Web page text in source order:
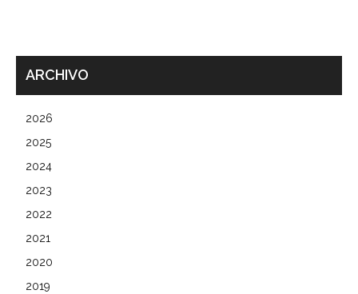
ARCHIVO
2026
2025
2024
2023
2022
2021
2020
2019